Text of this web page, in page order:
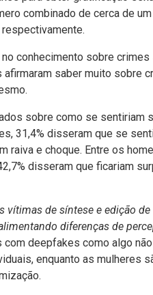
combinado de cerca de
respectivamente.
conhecimento sobre crimes
saber muito sobre
sobre como se sentiriam
31,4% disseram que se
raiva e choque. Entre os
disseram que ficariam
vítimas de síntese e edição
diferenças de
deepfakes como algo
enquanto as mulheres